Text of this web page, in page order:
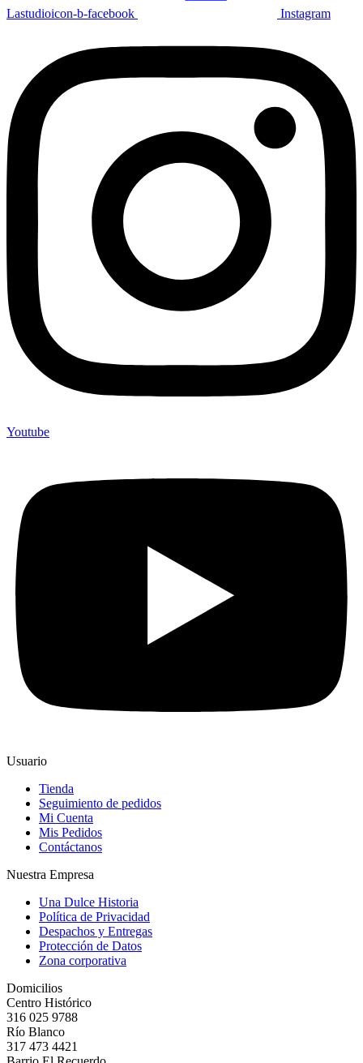
Lastudioicon-b-facebook Instagram
Youtube
Usuario
Tienda
Seguimiento de pedidos
Mi Cuenta
Mis Pedidos
Contáctanos
Nuestra Empresa
Una Dulce Historia
Política de Privacidad
Despachos y Entregas
Protección de Datos
Zona corporativa
Domicilios
Centro Histórico
316 025 9788
Río Blanco
317 473 4421